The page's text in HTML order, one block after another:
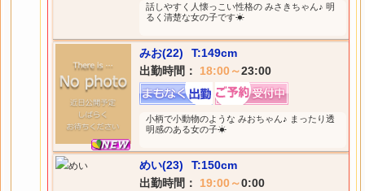
話しやすく人懐っこい性格の みさきちゃん♪ 明
るく清楚な女の子です☀
みお(22)
T:149cm
出勤時間： 18:00～23:00
小柄で小動物のような みおちゃん♪ まったり透
明感のある女の子☀
めい(23)
T:150cm
出勤時間： 19:00～0:00